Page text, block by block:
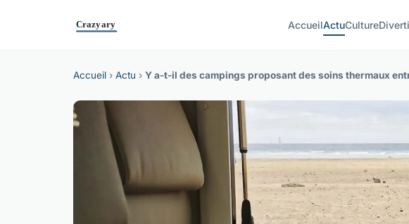
AccueilActuCulture
Accueil › Actu › Y a-t-il des campings proposant des soins thermaux